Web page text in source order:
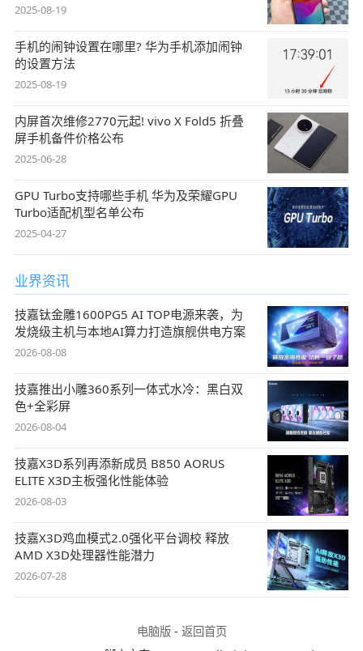
2025-08-19
手机的闹钟设置在哪里? 华为手机添加闹钟
的设置方法
2025-08-19
内屏首次维修2770元起! vivo X Fold5 折叠
屏手机备件价格公布
2025-06-28
GPU Turbo支持哪些手机 华为及荣耀GPU
Turbo适配机型名单公布
2025-04-27
业界资讯
技嘉钛金雕1600PG5 AI TOP电源来袭，为
发烧级主机与本地AI算力打造旗舰供电方案
2026-08-08
技嘉推出小雕360系列一体式水冷：黑白双
色+全彩屏
2026-08-04
技嘉X3D系列再添新成员 B850 AORUS
ELITE X3D主板强化性能体验
2026-08-03
技嘉X3D鸡血模式2.0强化平台调校 释放
AMD X3D处理器性能潜力
2026-07-28
电脑版- 返回首页